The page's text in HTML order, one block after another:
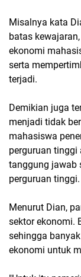
Misalnya kata
batas
ekonomi
serta
terjadi.
Demikian juga
menjadi tidak
mahasiswa
perguruan tinggi
tanggung jawab
perguruan tinggi.
Menurut Dian,
sektor ekonomi.
sehingga
ekonomi untuk